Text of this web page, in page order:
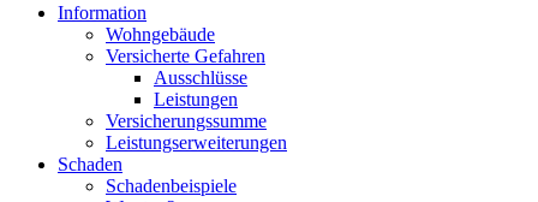
Information
Wohngebäude
Versicherte Gefahren
Ausschlüsse
Leistungen
Versicherungssumme
Leistungserweiterungen
Schaden
Schadenbeispiele